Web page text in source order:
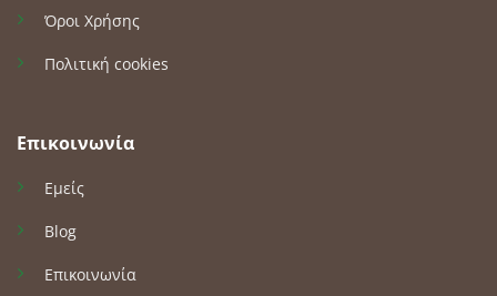
Όροι Χρήσης
Πολιτική cookies
Επικοινωνία
Εμείς
Blog
Επικοινωνία